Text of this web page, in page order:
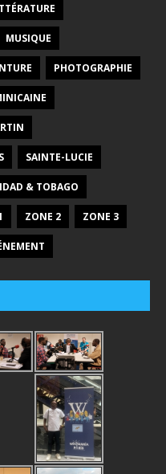
MUSIQUE
PHOTOGRAPHIE
SAINTE-LUCIE
& TOBAGO
ZONE 2 ZONE 3